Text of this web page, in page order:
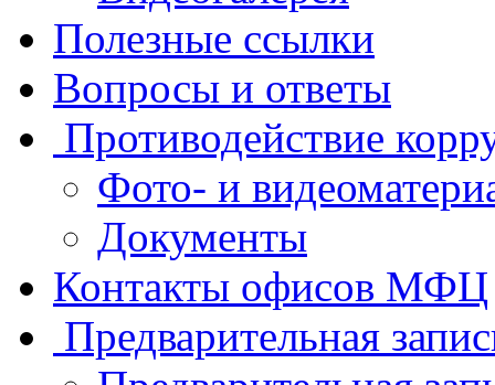
Полезные ссылки
Вопросы и ответы
Противодействие
Фото- и
Документы
Контакты офисов МФЦ
Предварительная